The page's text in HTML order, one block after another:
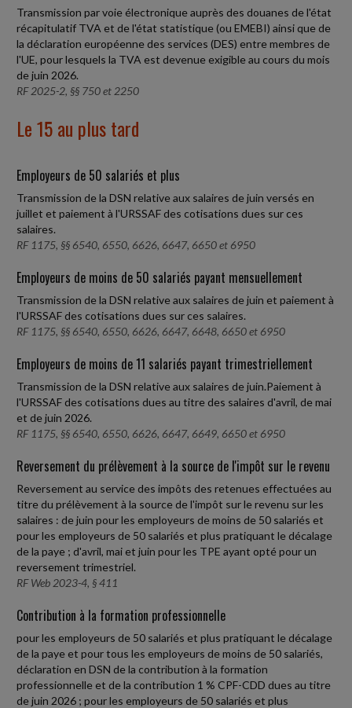
Transmission par voie électronique auprès des douanes de l'état
récapitulatif TVA et de l'état statistique (ou EMEBI) ainsi que de
la déclaration européenne des services (DES) entre membres de
l'UE, pour lesquels la TVA est devenue exigible au cours du mois
de juin 2026.
RF 2025-2, §§ 750 et 2250
Le 15 au plus tard
Employeurs de 50 salariés et plus
Transmission de la DSN relative aux salaires de juin versés en
juillet et paiement à l'URSSAF des cotisations dues sur ces
salaires.
RF 1175, §§ 6540, 6550, 6626, 6647, 6650 et 6950
Employeurs de moins de 50 salariés payant mensuellement
Transmission de la DSN relative aux salaires de juin et paiement à
l'URSSAF des cotisations dues sur ces salaires.
RF 1175, §§ 6540, 6550, 6626, 6647, 6648, 6650 et 6950
Employeurs de moins de 11 salariés payant trimestriellement
Transmission de la DSN relative aux salaires de juin.Paiement à
l'URSSAF des cotisations dues au titre des salaires d'avril, de mai
et de juin 2026.
RF 1175, §§ 6540, 6550, 6626, 6647, 6649, 6650 et 6950
Reversement du prélèvement à la source de l'impôt sur le revenu
Reversement au service des impôts des retenues effectuées au
titre du prélèvement à la source de l'impôt sur le revenu sur les
salaires : de juin pour les employeurs de moins de 50 salariés et
pour les employeurs de 50 salariés et plus pratiquant le décalage
de la paye ; d'avril, mai et juin pour les TPE ayant opté pour un
reversement trimestriel.
RF Web 2023-4, § 411
Contribution à la formation professionnelle
pour les employeurs de 50 salariés et plus pratiquant le décalage
de la paye et pour tous les employeurs de moins de 50 salariés,
déclaration en DSN de la contribution à la formation
professionnelle et de la contribution 1 % CPF-CDD dues au titre
de juin 2026 ; pour les employeurs de 50 salariés et plus